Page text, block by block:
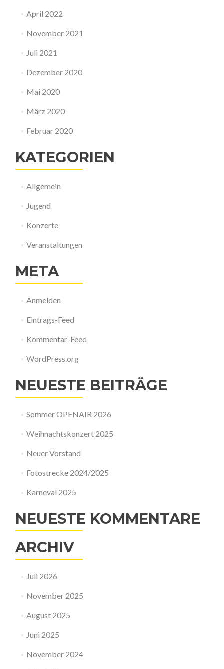
April 2022
November 2021
Juli 2021
Dezember 2020
Mai 2020
März 2020
Februar 2020
KATEGORIEN
Allgemein
Jugend
Konzerte
Veranstaltungen
META
Anmelden
Eintrags-Feed
Kommentar-Feed
WordPress.org
NEUESTE BEITRÄGE
Sommer OPENAIR 2026
Weihnachtskonzert 2025
Neuer Vorstand
Fotostrecke 2024/2025
Karneval 2025
NEUESTE KOMMENTARE
ARCHIV
Juli 2026
November 2025
August 2025
Juni 2025
November 2024